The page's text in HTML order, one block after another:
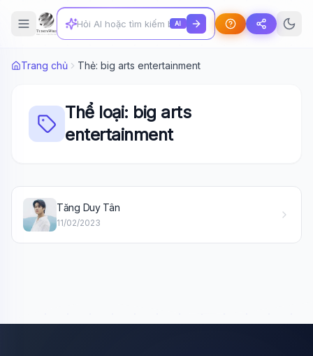
AI
Trang chủ Thẻ: big arts entertainment
Thể loại: big arts
entertainment
Tăng Duy Tân
11/02/2023
Sẵn sàng hỗ trợ